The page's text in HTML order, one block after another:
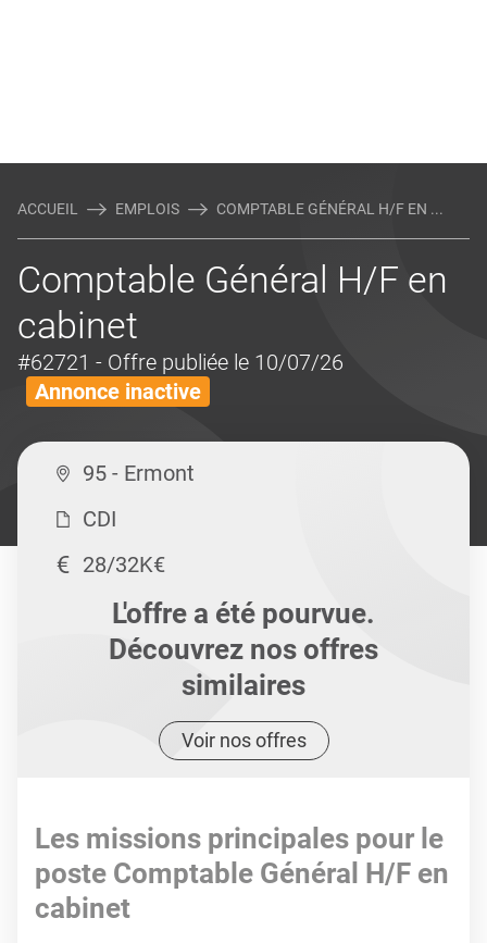
ACCUEIL EMPLOIS COMPTABLE GÉNÉRAL H/F EN ...
Comptable Général H/F en
cabinet
#62721 - Offre publiée le 10/07/26
Annonce inactive
95 - Ermont
CDI
28/32K€
L'offre a été pourvue.
Découvrez nos offres
similaires
Voir nos offres
Les missions principales pour le
poste Comptable Général H/F en
cabinet